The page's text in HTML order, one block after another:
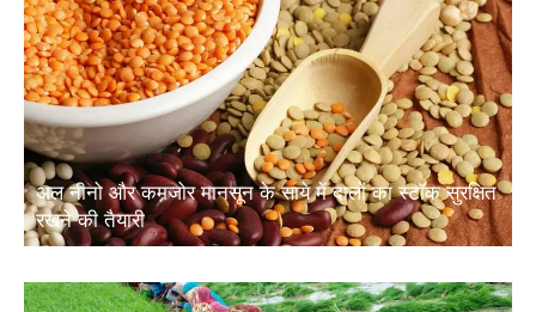
अल नीनो और कमजोर मानसून के साये में दालों का स्टॉक सुरक्षित
रखने की तैयारी